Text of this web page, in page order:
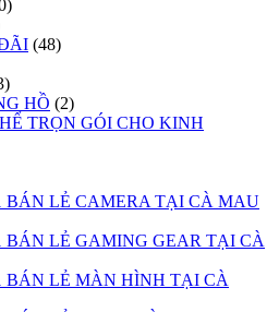
(48)
HỒ (2)
TRỌN GÓI CHO KINH
BÁN LẺ CAMERA TẠI CÀ MAU
BÁN LẺ GAMING GEAR TẠI CÀ
BÁN LẺ MÀN HÌNH TẠI CÀ